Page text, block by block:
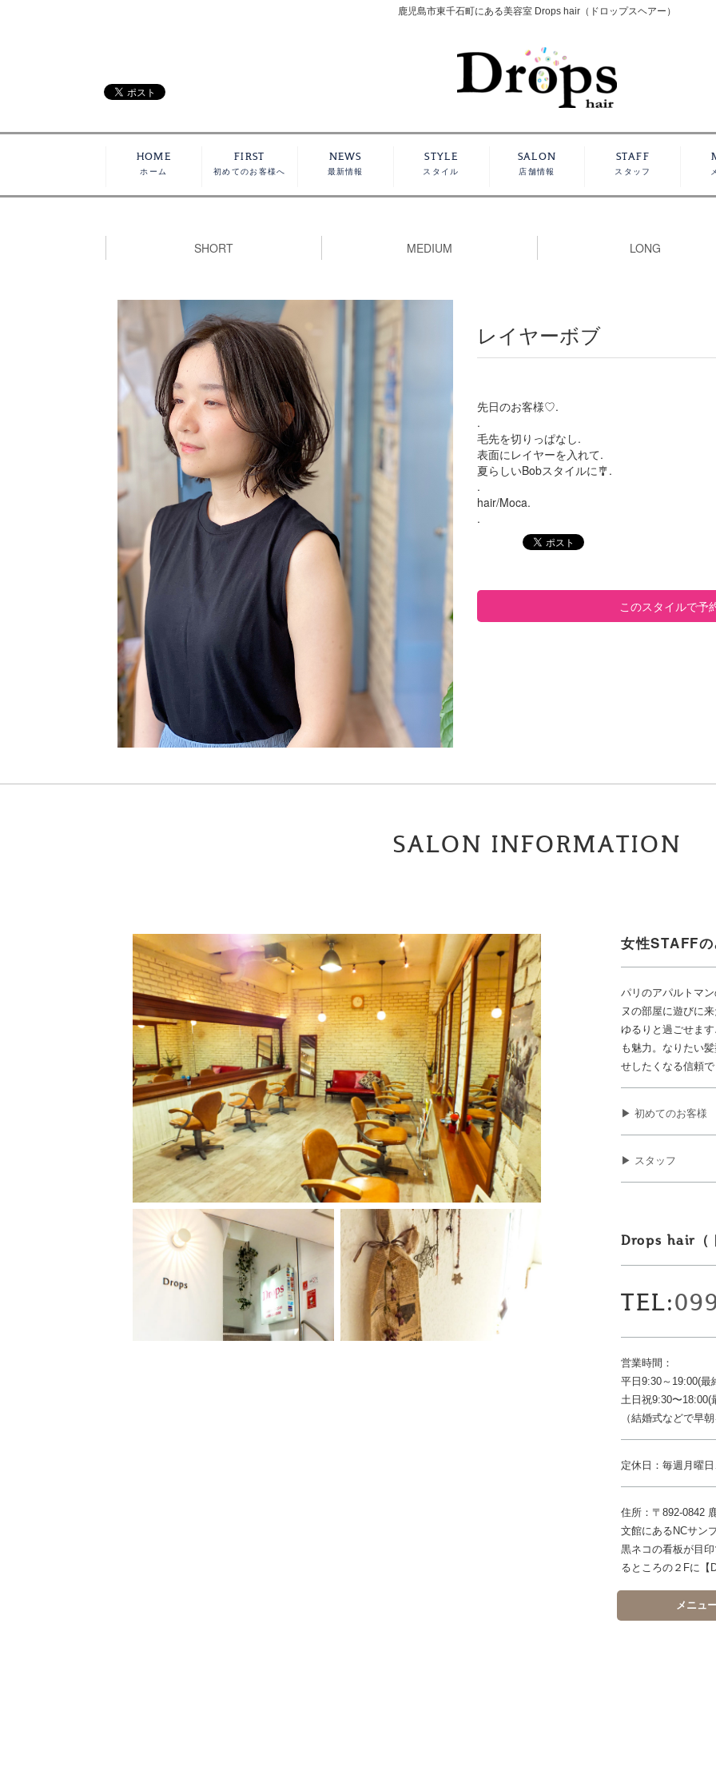
鹿児島市東千石町にある美容室 Drops hair（ドロップスヘアー）
HOME
ホーム
FIRST
初めてのお客様へ
NEWS
最新情報
STYLE
スタイル
SALON
店舗情報
STAFF
スタッフ
SHORT MEDIUM LONG
レイヤーボブ
先日のお客様♡.
.
毛先を切りっぱなし.
表面にレイヤーを入れて.
夏らしいBobスタイルに🎐.
.
hair/Moca.
.
このスタイルで予
SALON INFORMATION
女性STAFF
パリのアパルトマ
ヌの部屋に遊びに
ゆるりと過ごせま
も魅力。なりたい
せしたくなる信頼
▶ 初めてのお客様
▶ スタッフ
Drops hair（
TEL:
営業時間：
平日9:30～19:00(最
土日祝9:30〜18:00(
（結婚式などで早
定休日：毎週月曜
住所：〒892-0842
文館にあるNCサン
黒ネコの看板が目
るところの２Fに【
メニュ